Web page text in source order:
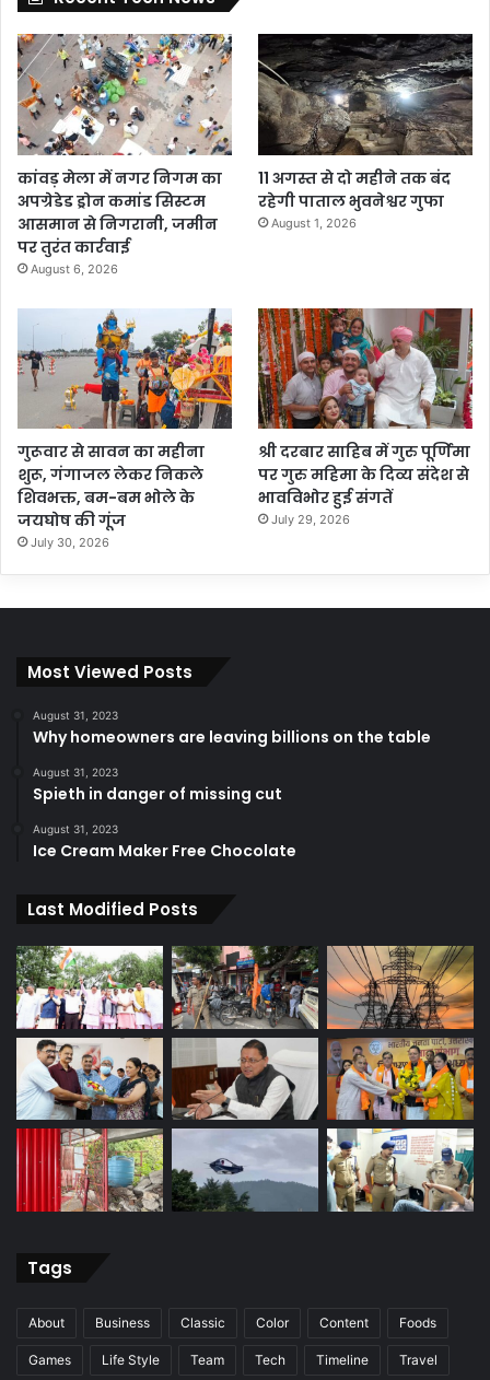
कांवड़ मेला में नगर निगम का
अपग्रेडेड ड्रोन कमांड सिस्टम
आसमान से निगरानी, जमीन
पर तुरंत कार्रवाई
August 6, 2026
11 अगस्त से दो महीने तक बंद
रहेगी पाताल भुवनेश्वर गुफा
August 1, 2026
गुरूवार से सावन का महीना
शुरू, गंगाजल लेकर निकले
शिवभक्त, बम-बम भोले के
जयघोष की गूंज
July 30, 2026
श्री दरबार साहिब में गुरु पूर्णिमा
पर गुरु महिमा के दिव्य संदेश से
भावविभोर हुई संगतें
July 29, 2026
Most Viewed Posts
August 31, 2023
Why homeowners are leaving billions on the table
August 31, 2023
Spieth in danger of missing cut
August 31, 2023
Ice Cream Maker Free Chocolate
Last Modified Posts
Tags
About Business Classic Color Content Foods
Games Life Style Team Tech Timeline Travel